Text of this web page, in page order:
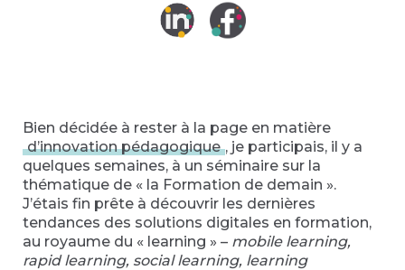
Bien décidée à rester à la page en matière
d’innovation pédagogique , je participais, il y a
quelques semaines, à un séminaire sur la
thématique de « la Formation de demain ».
J’étais fin prête à découvrir les dernières
tendances des solutions digitales en formation,
au royaume du « learning » – mobile learning,
rapid learning, social learning, learning